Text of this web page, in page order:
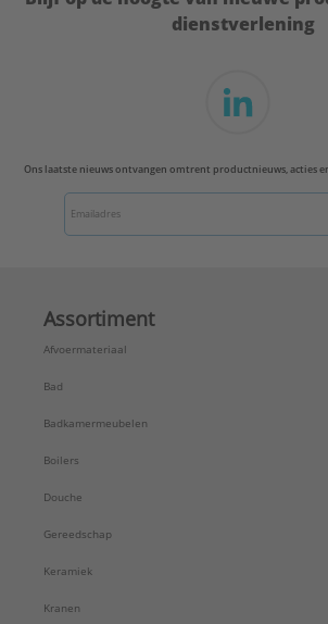
dienstverlening
Ons laatste nieuws ontvangen omtrent productnieuws, acties
Assortiment
Afvoermateriaal
Bad
Badkamermeubelen
Boilers
Douche
Gereedschap
Keramiek
Kranen